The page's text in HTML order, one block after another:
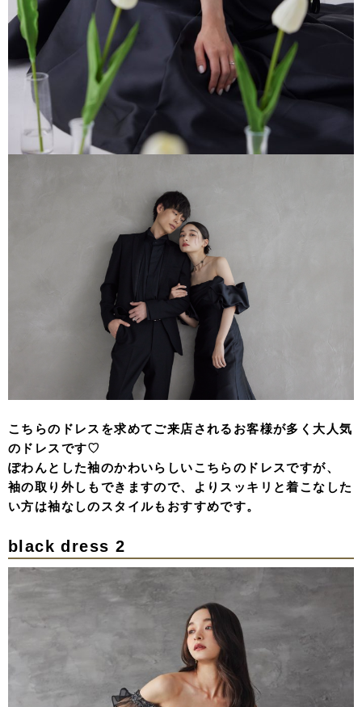
こちらのドレスを求めてご来店されるお客様が多く大人気
のドレスです♡
ぽわんとした袖のかわいらしいこちらのドレスですが、
袖の取り外しもできますので、よりスッキリと着こなした
い方は袖なしのスタイルもおすすめです。
black dress 2